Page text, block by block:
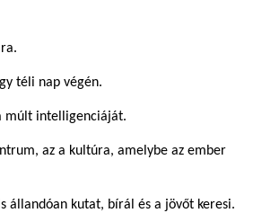
téli nap végén.
múlt intelligenciáját.
az a kultúra, amelybe az ember
állandóan kutat, bírál és a jövőt keresi.